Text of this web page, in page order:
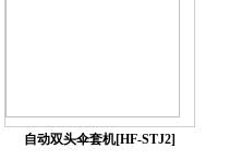
自动双头伞套机[HF-STJ2]